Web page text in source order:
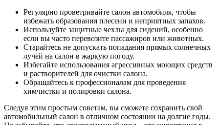
Регулярно проветривайте салон автомобиля, чтобы
избежать образования плесени и неприятных запахов.
Используйте защитные чехлы для сидений, особенно
если вы часто перевозите пассажиров или животных.
Старайтесь не допускать попадания прямых солнечных
лучей на салон в жаркую погоду.
Избегайте использования агрессивных моющих средств
и растворителей для очистки салона.
Обращайтесь к профессионалам для проведения
химчистки и полировки салона.
Следуя этим простым советам, вы сможете сохранить свой
автомобильный салон в отличном состоянии на долгие годы.